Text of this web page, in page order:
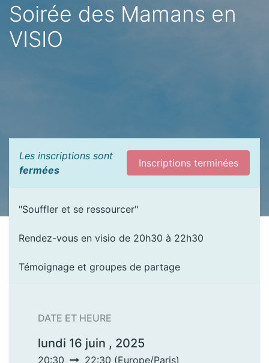
Soirée des Mamans en
VISIO
Les inscriptions sont
fermées
Inscriptions terminées
"Souffler et se ressourcer"
Rendez-vous en visio de 20h30 à 22h30
Témoignage et groupes de partage
DATE ET HEURE
lundi 16 juin , 2025
20:30 22:30 (Europe/Paris)